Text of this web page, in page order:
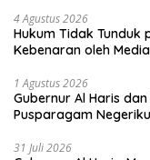
4 Agustus 2026
Hukum Tidak Tunduk
Kebenaran oleh
1 Agustus 2026
Gubernur Al Haris
Pusparagam
31 Juli 2026